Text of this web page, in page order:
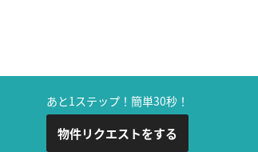
あと1ステップ！簡単30秒！
物件リクエストをする